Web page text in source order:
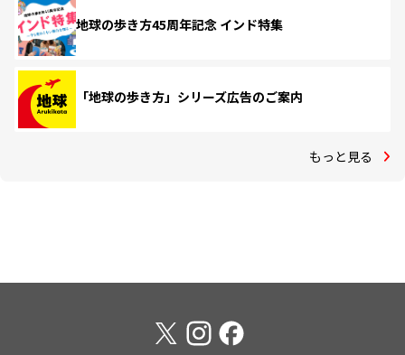
地球の歩き方45周年記念 インド特集
「地球の歩き方」シリーズ広告のご案内
もっと見る